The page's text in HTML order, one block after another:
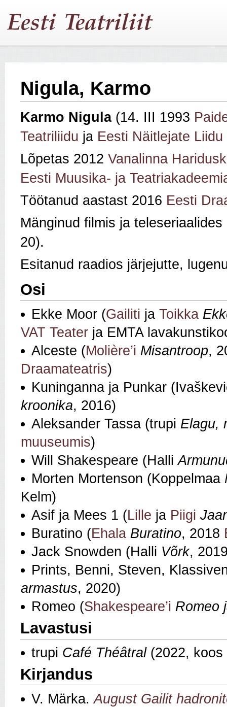
Nigula, Karmo
Karmo Nigula(14. III 1993
Teatriliidu ja Eesti Näitlejate Liidu
Lõpetas 2012 Vanalinna
Eesti Muusika- ja
Töötanud aastast 2016 Eesti
Mänginud filmis ja teleseriaalides
20).
Esitanud raadios järjejutte,
Osi
Ekke Moor (Gailiti ja Toikka
VAT Teater ja EMTA
Alceste (Molière’i Misantroop,
Draamateatris)
Kuninganna ja Punkar
kroonika, 2016)
Aleksander Tassa (trupi Elagu,
muuseumis)
Will Shakespeare (Halli
Morten Mortenson (Koppelmaa
Kelm)
Asif ja Mees 1 (Lille ja Piigi
Buratino (Ehala Buratino, 2018
Jack Snowden (Halli Võrk,
Prints, Benni, Steven,
armastus, 2020)
Romeo (Shakespeare’i Romeo
Lavastusi
trupi Café Théâtral(2022, koos
Kirjandus
V. Märka.August Gailit